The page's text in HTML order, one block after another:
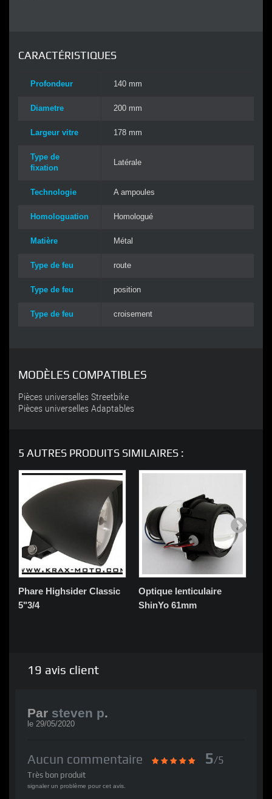
CARACTÉRISTIQUES
Profondeur 140 mm
Diametre 200 mm
Largeur vitre 178 mm
Type de
fixation
Latérale
Technologie A ampoules
Homologuation Homologué
Matière Métal
Type de feu route
Type de feu position
Type de feu croisement
MODÈLES COMPATIBLES
Pièces universelles Streetbike
Pièces universelles Adaptables
5 AUTRES PRODUITS SIMILAIRES :
Phare Highsider Classic
5"3/4
Optique lenticulaire
ShinYo 61mm
19 avis client
Par steven p.
le 29/05/2020
Aucun commentaire 5/5
Très bon produit
signaler un problème pour cet avis.